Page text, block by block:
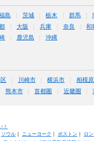
島 茨城 栃木 群馬
大阪 兵庫 奈良 和
鹿児島 沖縄
川崎市 横浜市 相模
熊本市 首都圏 近畿圏
！
ソウル｜ ニューヨーク ｜ ボストン ｜ ロ